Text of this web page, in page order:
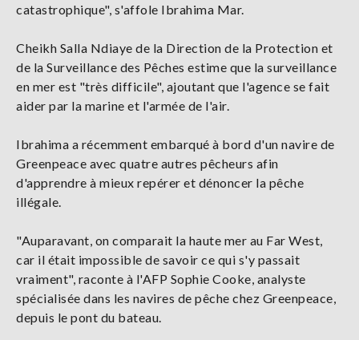
catastrophique", s'affole Ibrahima Mar.
Cheikh Salla Ndiaye de la Direction de la Protection et
de la Surveillance des Pêches estime que la surveillance
en mer est "très difficile", ajoutant que l'agence se fait
aider par la marine et l'armée de l'air.
Ibrahima a récemment embarqué à bord d'un navire de
Greenpeace avec quatre autres pêcheurs afin
d'apprendre à mieux repérer et dénoncer la pêche
illégale.
"Auparavant, on comparait la haute mer au Far West,
car il était impossible de savoir ce qui s'y passait
vraiment", raconte à l'AFP Sophie Cooke, analyste
spécialisée dans les navires de pêche chez Greenpeace,
depuis le pont du bateau.